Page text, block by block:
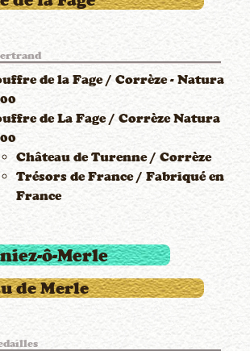
de la Fage / Corrèze - Natura
de La Fage / Corrèze Natura
Château de Turenne / Corrèze
Trésors de France / Fabriqué en
France
ô-Merle
de Merle